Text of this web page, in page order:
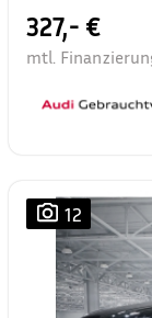
327,- €
mtl.
12